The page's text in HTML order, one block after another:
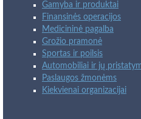
Gamyba ir produktai
Finansinės operacijos
Medicininė pagalba
Grožio pramonė
Sportas ir poilsis
Automobiliai ir jų
Paslaugos žmonėms
Kiekvienai organizacijai